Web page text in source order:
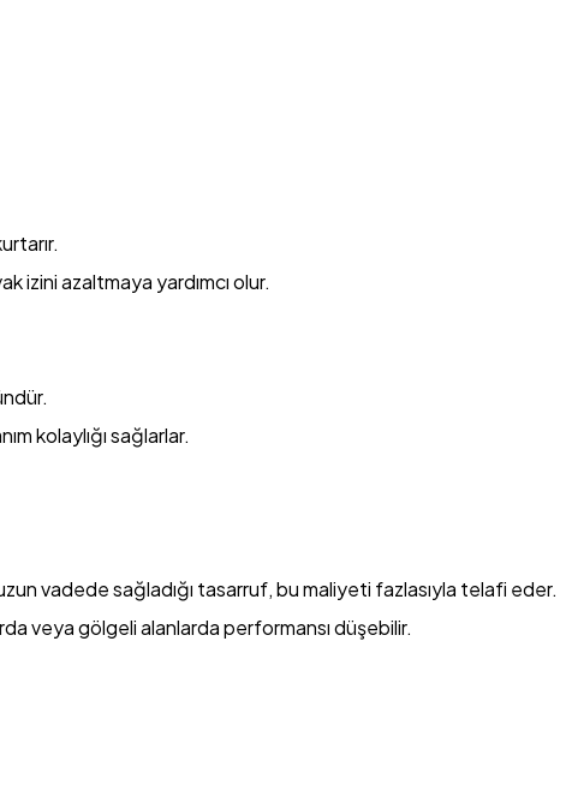
izini azaltmaya yardımcı olur.
kolaylığı sağlarlar.
vadede sağladığı tasarruf, bu maliyeti fazlasıyla telafi eder.
veya gölgeli alanlarda performansı düşebilir.